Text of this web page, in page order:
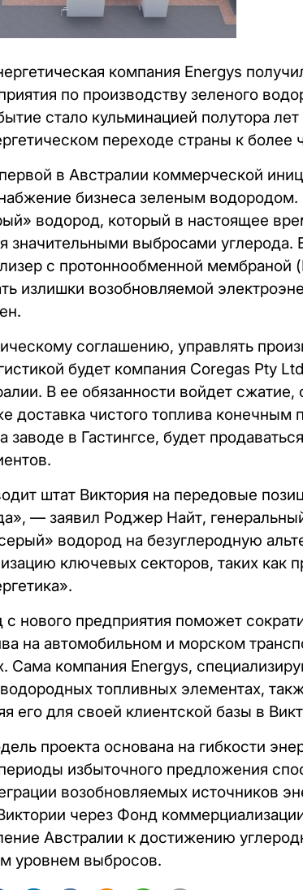
компания Energys
по производству зеленого
стало кульминацией полутора
переходе страны к более
в Австралии коммерческой
бизнеса зеленым водородом.
водород, который в настоящее
значительными выбросами углерода.
с протоннообменной
излишки возобновляемой
соглашению, управлять
будет компания Coregas Pty
В ее обязанности войдет
доставка чистого топлива конечным
заводе в Гастингсе, будет
штат Виктория на передовые
— заявил Роджер Найт,
водород на безуглеродную
ключевых секторов, таких как
нового предприятия поможет
на автомобильном и морском
Сама компания Energys,
топливных элементах,
его для своей клиентской базы в
проекта основана на гибкости
избыточного предложения
возобновляемых источников
через Фонд
Австралии к достижению
уровнем выбросов.